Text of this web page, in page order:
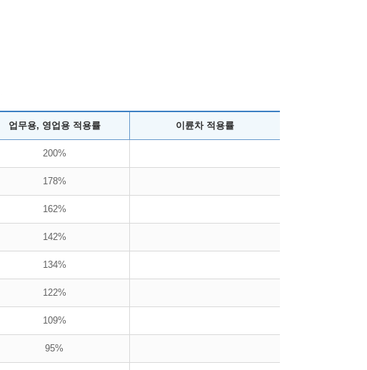
업무용, 영업용 적용률 이륜차 적용률
200%
178%
162%
142%
134%
122%
109%
95%